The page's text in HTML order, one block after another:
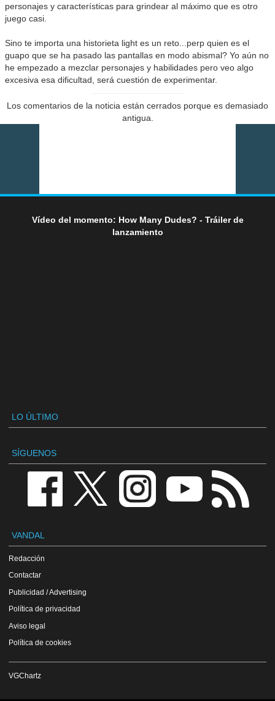
personajes y características para grindear al máximo que es otro
juego casi.
Sino te importa una historieta light es un reto...perp quien es el
guapo que se ha pasado las pantallas en modo abismal? Yo aún no
he empezado a mezclar personajes y habilidades pero veo algo
excesiva esa dificultad, será cuestión de experimentar.
Los comentarios de la noticia están cerrados porque es demasiado
antigua.
Vídeo del momento: How Many Dudes? - Tráiler de
lanzamiento
LO ÚLTIMO
SÍGUENOS
VANDAL
Redacción
Contactar
Publicidad / Advertising
Política de privacidad
Aviso legal
Política de cookies
VGChartz